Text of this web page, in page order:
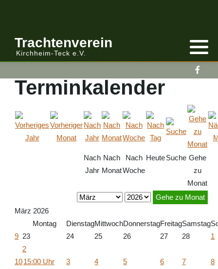
Trachtenverein
Kirchheim-Teck e.V.
Terminkalender
Nach
Jahr
Nach
Monat
Nach
Woche
HeuteSuche Gehe
zu
Monat
Gehe zu Monat
März 2026
Montag
DienstagMittwochDonnerstagFreitagSamstag
9 23 24 25 26 27 28 1
10
2
15:00 Uhr
3 4 5 6 7 8
Anmelden/Abmelden
Kalender
Gebirgstracht
Volkstracht
Berichte Vereinsleitung
Berichte
Vereinsleitung Informiert